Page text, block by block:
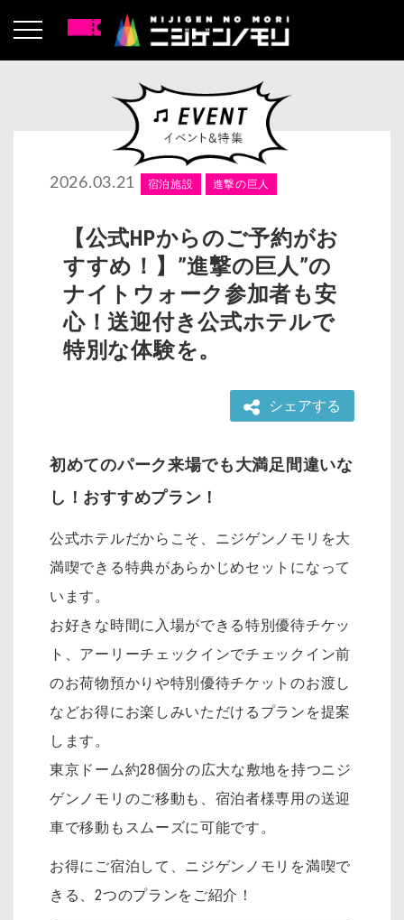
2026.03.21 宿泊施設 進撃の巨人
【公式HPからのご予約がお
すすめ！】”進撃の巨人”の
ナイトウォーク参加者も安
心！送迎付き公式ホテルで
特別な体験を。
シェアする
初めてのパーク来場でも大満足間違いな
し！おすすめプラン！
公式ホテルだからこそ、ニジゲンノモリを大
満喫できる特典があらかじめセットになって
います。
お好きな時間に入場ができる特別優待チケッ
ト、アーリーチェックインでチェックイン前
のお荷物預かりや特別優待チケットのお渡し
などお得にお楽しみいただけるプランを提案
します。
東京ドーム約28個分の広大な敷地を持つニジ
ゲンノモリのご移動も、宿泊者様専用の送迎
車で移動もスムーズに可能です。
お得にご宿泊して、ニジゲンノモリを満喫で
きる、2つのプランをご紹介！